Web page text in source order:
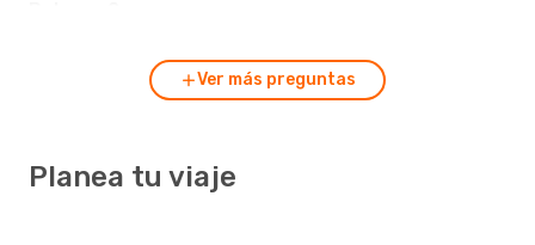
Ver más preguntas
Planea tu viaje